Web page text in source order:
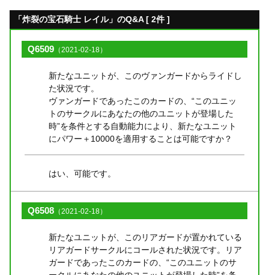
「炸裂の宝石騎士 レイル」のQ&A [ 2件 ]
Q6509 （2021-02-18）
新たなユニットが、このヴァンガードからライドし
た状況です。
ヴァンガードであったこのカードの、“このユニッ
トのサークルにあなたの他のユニットが登場した
時”を条件とする自動能力により、新たなユニット
にパワー＋10000を適用することは可能ですか？
はい、可能です。
Q6508 （2021-02-18）
新たなユニットが、このリアガードが置かれている
リアガードサークルにコールされた状況です。リア
ガードであったこのカードの、“このユニットのサ